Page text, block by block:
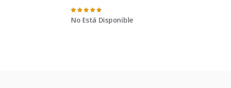
Valoración:
97%
No Está Disponible